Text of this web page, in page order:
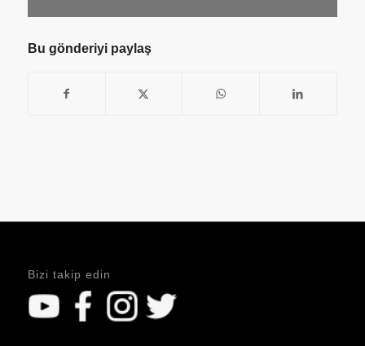
Bu gönderiyi paylaş
Bizi takip edin